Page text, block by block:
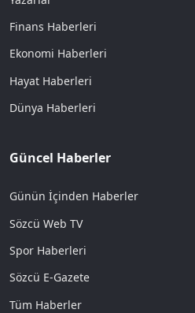
Finans Haberleri
Ekonomi Haberleri
Hayat Haberleri
Dünya Haberleri
Güncel Haberler
Günün İçinden Haberler
Sözcü Web TV
Spor Haberleri
Sözcü E-Gazete
Tüm Haberler